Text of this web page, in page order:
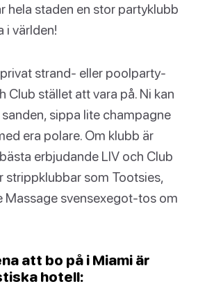
hela staden en stor partyklubb
i världen!
strand- eller poolparty-
Club stället att vara på. Ni kan
sippa lite champagne
era polare. Om klubb är
erbjudande LIV och Club
strippklubbar som Tootsies,
Massage svensexegot-tos om
att bo på i Miami är
hotell: